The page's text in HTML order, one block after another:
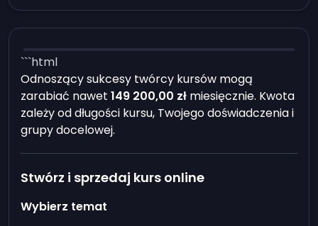
```html
Odnoszący sukcesy twórcy kursów mogą
zarabiać nawet149 200,00 zł miesięcznie. Kwota
zależy od długości kursu, Twojego doświadczenia i
grupy docelowej.
Stwórz i sprzedaj kurs online
Wybierz temat